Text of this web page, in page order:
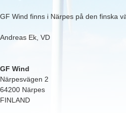
GF Wind finns i Närpes på den finska
Andreas Ek, VD
GF Wind
Närpesvägen 2
64200 Närpes
FINLAND